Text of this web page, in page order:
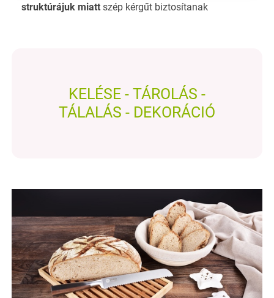
struktúrájuk miatt szép kérgűt biztosítanak
KELÉSE - TÁROLÁS -
TÁLALÁS - DEKORÁCIÓ